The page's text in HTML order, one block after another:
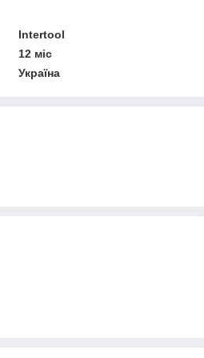
Intertool
12 міс
Україна